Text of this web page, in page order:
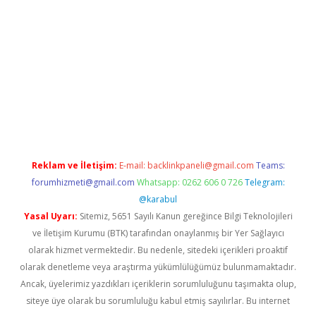
Reklam ve İletişim: E-mail: backlinkpaneli@gmail.com Teams:
forumhizmeti@gmail.com Whatsapp: 0262 606 0 726 Telegram:
@karabul
Yasal Uyarı: Sitemiz, 5651 Sayılı Kanun gereğince Bilgi Teknolojileri
ve İletişim Kurumu (BTK) tarafından onaylanmış bir Yer Sağlayıcı
olarak hizmet vermektedir. Bu nedenle, sitedeki içerikleri proaktif
olarak denetleme veya araştırma yükümlülüğümüz bulunmamaktadır.
Ancak, üyelerimiz yazdıkları içeriklerin sorumluluğunu taşımakta olup,
siteye üye olarak bu sorumluluğu kabul etmiş sayılırlar. Bu internet